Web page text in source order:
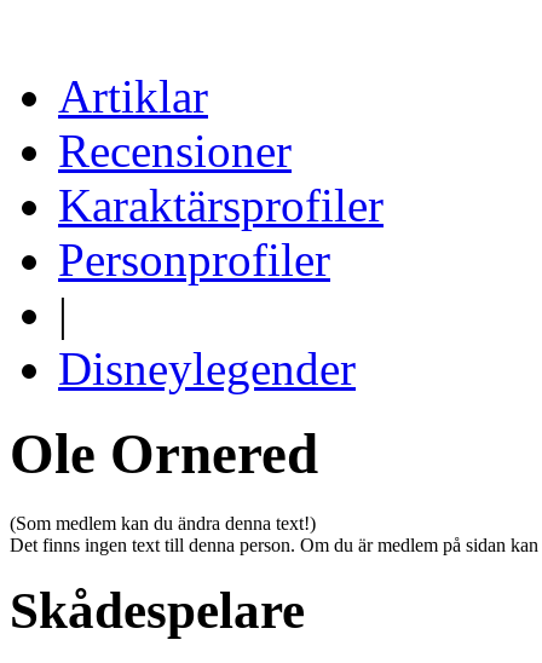
Artiklar
Recensioner
Karaktärsprofiler
Personprofiler
|
Disneylegender
Ole Ornered
(Som medlem kan du ändra denna text!)
Det finns ingen text till denna person. Om du är medlem på sidan
Skådespelare